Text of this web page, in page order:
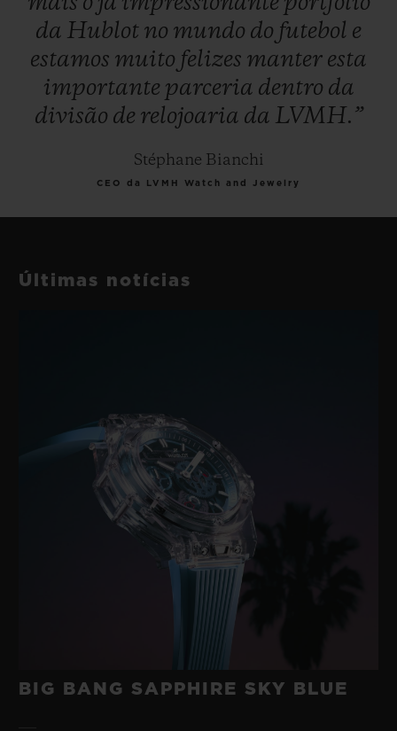
da Hublot no mundo do futebol e
estamos muito felizes manter esta
importante parceria dentro da
divisão de relojoaria da LVMH.”
Stéphane Bianchi
CEO da LVMH Watch and Jewelry
Últimas notícias
BIG BANG SAPPHIRE SKY BLUE